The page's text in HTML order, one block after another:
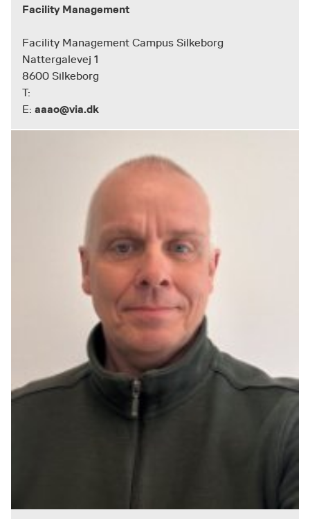
Facility Management
Facility Management Campus Silkeborg
Nattergalevej 1
8600 Silkeborg
T:
E: aaao@via.dk